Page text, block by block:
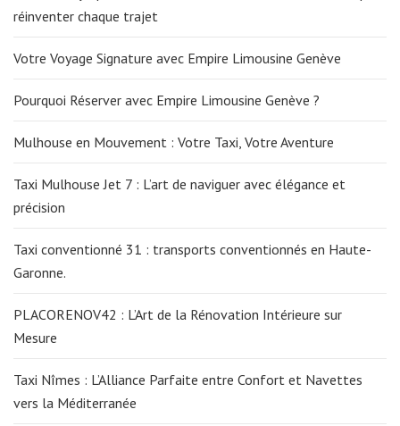
réinventer chaque trajet
Votre Voyage Signature avec Empire Limousine Genève
Pourquoi Réserver avec Empire Limousine Genève ?
Mulhouse en Mouvement : Votre Taxi, Votre Aventure
Taxi Mulhouse Jet 7 : L’art de naviguer avec élégance et
précision
Taxi conventionné 31 : transports conventionnés en Haute-
Garonne.
PLACORENOV42 : L’Art de la Rénovation Intérieure sur
Mesure
Taxi Nîmes : L’Alliance Parfaite entre Confort et Navettes
vers la Méditerranée